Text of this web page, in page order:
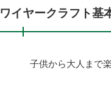
ワイヤークラフト基
子供から大人まで